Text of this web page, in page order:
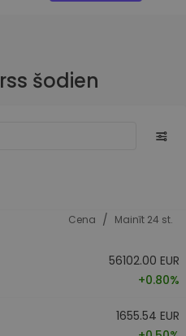
šodien
Cena / Mainīt 24 st.
56102.00 EUR
+0.80%
1655.54 EUR